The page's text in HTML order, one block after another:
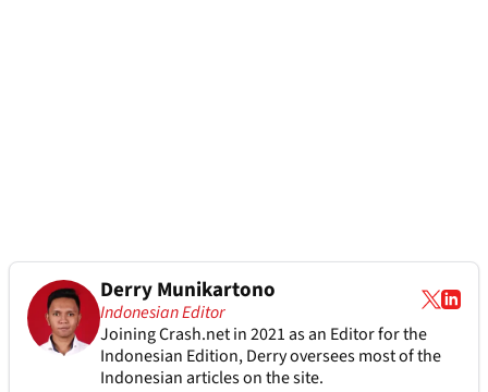
Derry Munikartono
Indonesian Editor
Joining Crash.net in 2021 as an Editor for the
Indonesian Edition, Derry oversees most of the
Indonesian articles on the site.